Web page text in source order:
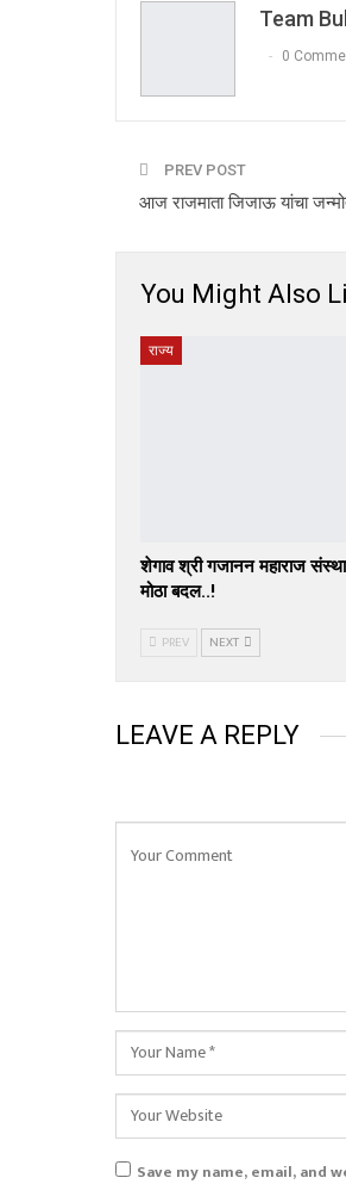
Team
0
PREV POST
आज राजमाता जिजाऊ यांचा
You Might Also
राज्य
शेगाव श्री गजानन महाराज
मोठा बदल..!
PREV NEXT
LEAVE A REPLY
Save my name, email,